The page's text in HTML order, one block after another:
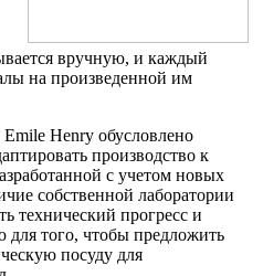
вручную, и каждый
на произведенной им
Henry обусловлено
производство к
с учетом новых
собственной лаборатории
технический прогресс и
для того, чтобы предложить
посуду для